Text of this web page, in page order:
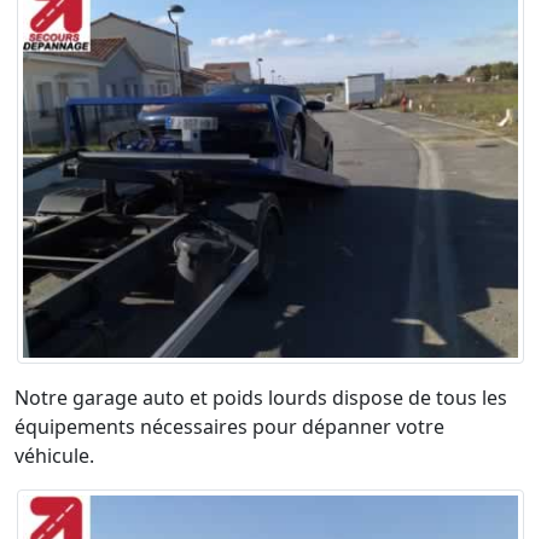
Notre garage auto et poids lourds dispose de tous les
équipements nécessaires pour dépanner votre
véhicule.